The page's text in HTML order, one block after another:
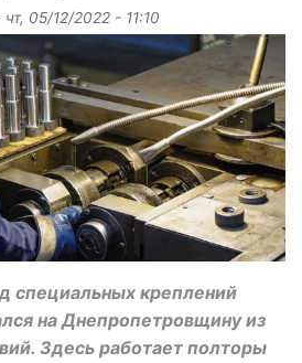
чт, 05/12/2022 - 11:10
специальных креплений
на Днепропетровщину из
Здесь работает полторы